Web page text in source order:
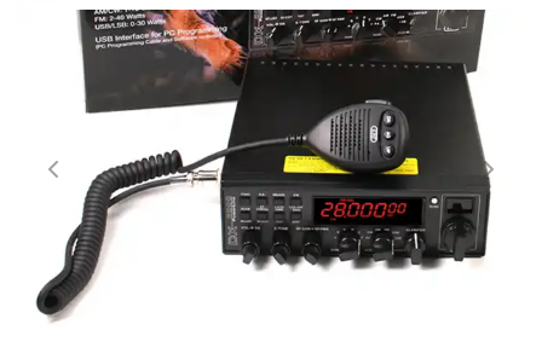
Previous Next